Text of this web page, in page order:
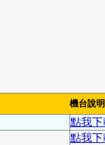
機台說
點我
點我